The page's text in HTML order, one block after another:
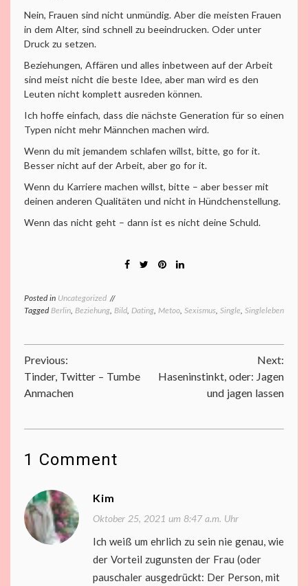
Nein, Frauen sind nicht unmündig. Aber die meisten Frauen
in dem Alter, sind schnell zu beeindrucken. Oder unter
Druck zu setzen.
Beziehungen, Affären und alles inbetween auf der Arbeit
sind meist nicht die beste Idee, aber man wird es den
Leuten nicht komplett ausreden können.
Ich hoffe einfach, dass die nächste Generation für so einen
Typen nicht mehr Männchen machen wird.
Wenn du mit jemandem schlafen willst, bitte, go for it.
Besser nicht auf der Arbeit, aber go for it.
Wenn du Karriere machen willst, bitte – aber besser mit
deinen anderen Qualitäten und nicht in Hündchenstellung.
Wenn das nicht geht – dann ist es nicht deine Schuld.
Posted in Uncategorized
Tagged Berlin Beziehung Bild Dating Metoo Sexismus Single Singleleben
Beitragsnavigation
Previous:
Tinder, Twitter – Tumbe
Anmachen
Next:
Haseninstinkt, oder: Jagen
und jagen lassen
1 Comment
Kim
Oktober 25, 2021 um 8:47 a.m. Uhr
Ich weiß um ehrlich zu sein nie genau, wie
der Vorteil zugunsten der Frau (oder
pauschaler ausgedrückt: Der Person, mit